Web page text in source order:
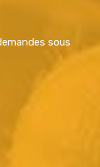
sous